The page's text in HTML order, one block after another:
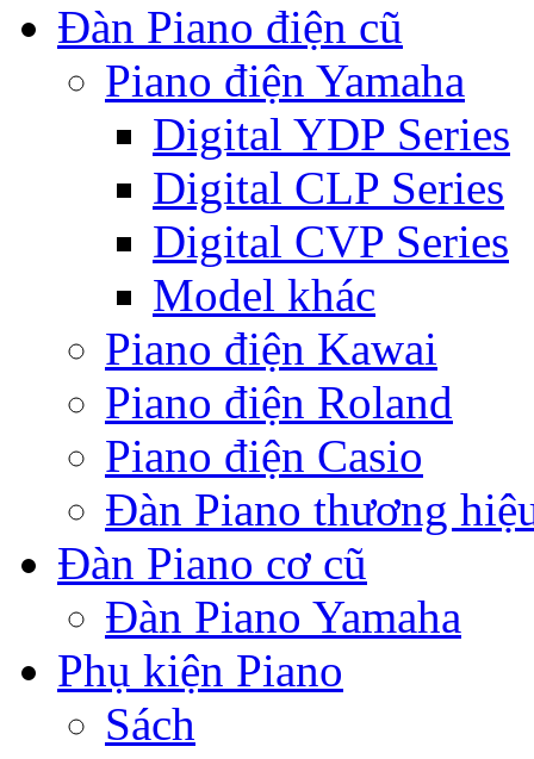
Đàn Piano điện cũ
Piano điện Yamaha
Digital YDP Series
Digital CLP Series
Digital CVP Series
Model khác
Piano điện Kawai
Piano điện Roland
Piano điện Casio
Đàn Piano thương
Đàn Piano cơ cũ
Đàn Piano Yamaha
Phụ kiện Piano
Sách